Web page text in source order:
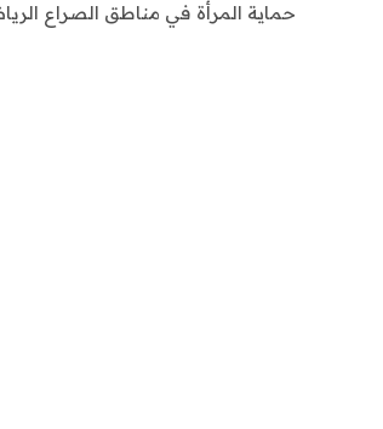
حماية المرأة في مناطق الصراع